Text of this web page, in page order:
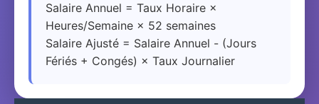
Salaire Annuel = Taux Horaire ×
Heures/Semaine × 52 semaines
Salaire Ajusté = Salaire Annuel - (Jours
Fériés + Congés) × Taux Journalier